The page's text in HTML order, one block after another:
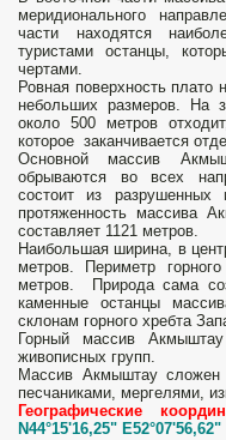
меридионального
части находятся
туристами останцы,
чертами.
Ровная поверхность
небольших размеров. На
около 500 метров
которое заканчивается
Основной массив
обрываются во всех
состоит из
протяженность массива
составляет 1121 метров.
Наибольшая ширина, в
метров. Периметр
метров. Природа сама
каменные останцы
склонам горного хребта
Горный массив
живописных групп.
Массив Акмыштау сложен
песчаниками, мергелями,
Географические
N44°15'16,25" E52°07'56,62"